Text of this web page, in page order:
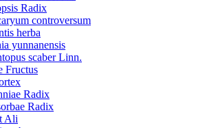
Radix
controversum
herba
yunnanensis
scaber Linn.
Fructus
Radix
Radix
Ali